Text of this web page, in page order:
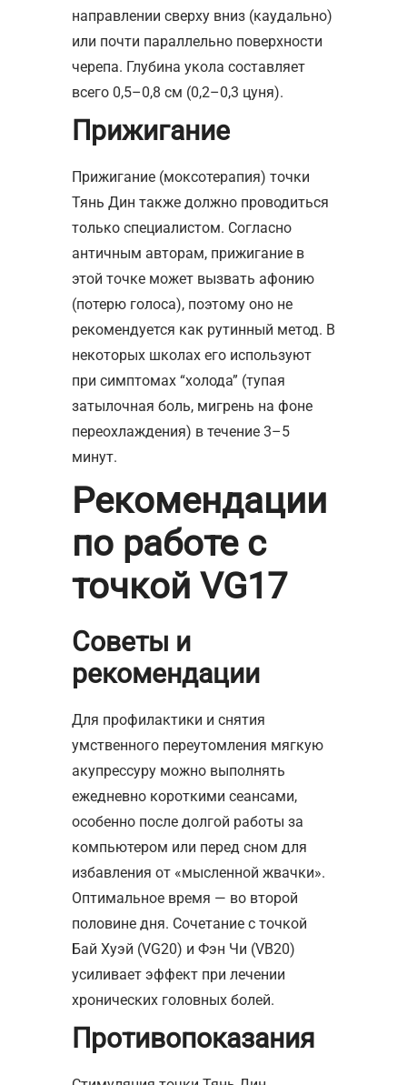
направлении сверху вниз (каудально)
или почти параллельно поверхности
черепа. Глубина укола составляет
всего 0,5–0,8 см (0,2–0,3 цуня).
Прижигание
Прижигание (моксотерапия) точки
Тянь Дин также должно проводиться
только специалистом. Согласно
античным авторам, прижигание в
этой точке может вызвать афонию
(потерю голоса), поэтому оно не
рекомендуется как рутинный метод. В
некоторых школах его используют
при симптомах “холода” (тупая
затылочная боль, мигрень на фоне
переохлаждения) в течение 3–5
минут.
Рекомендации
по работе с
точкой VG17
Советы и
рекомендации
Для профилактики и снятия
умственного переутомления мягкую
акупрессуру можно выполнять
ежедневно короткими сеансами,
особенно после долгой работы за
компьютером или перед сном для
избавления от «мысленной жвачки».
Оптимальное время — во второй
половине дня. Сочетание с точкой
Бай Хуэй (VG20) и Фэн Чи (VB20)
усиливает эффект при лечении
хронических головных болей.
Противопоказания